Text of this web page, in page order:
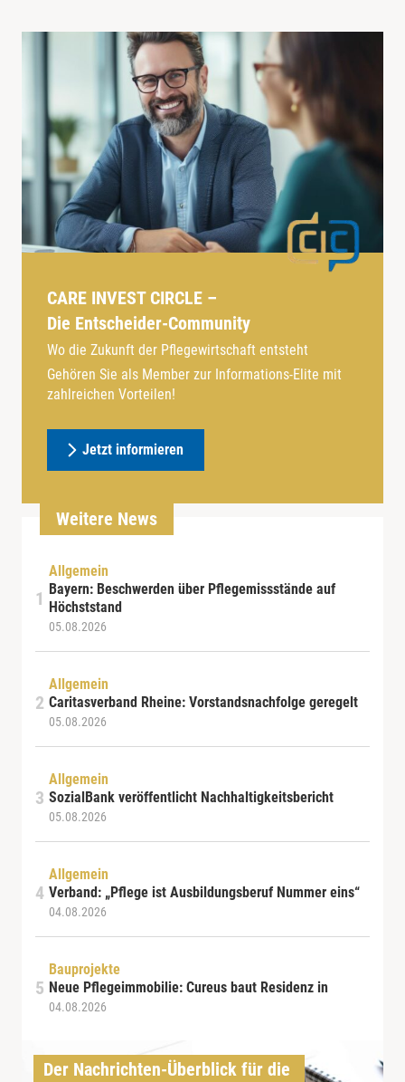
CARE INVEST CIRCLE –
Die Entscheider-Community
Wo die Zukunft der Pflegewirtschaft entsteht
Gehören Sie als Member zur Informations-Elite mit
zahlreichen Vorteilen!
Jetzt informieren
Weitere News
Allgemein
Bayern: Beschwerden über Pflegemissstände auf
Höchststand
05.08.2026
Allgemein
Caritasverband Rheine: Vorstandsnachfolge geregelt
05.08.2026
Allgemein
SozialBank veröffentlicht Nachhaltigkeitsbericht
05.08.2026
Allgemein
Verband: „Pflege ist Ausbildungsberuf Nummer eins“
04.08.2026
Bauprojekte
Neue Pflegeimmobilie: Cureus baut Residenz in
04.08.2026
Der Nachrichten-Überblick für die